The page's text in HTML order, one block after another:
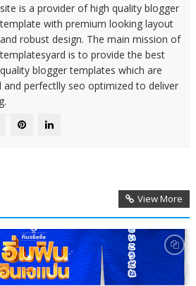
site is a provider of high quality blogger
template with premium looking layout
and robust design. The main mission of
templatesyard is to provide the best
quality blogger templates which are
and perfectlly seo optimized to deliver
View More